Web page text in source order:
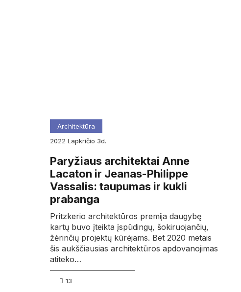
Architektūra
2022
lapkričio 3d.
Paryžiaus architektai Anne
Lacaton ir Jeanas-Philippe
Vassalis: taupumas ir kukli
prabanga
Pritzkerio architektūros premija daugybę
kartų buvo įteikta įspūdingų, šokiruojančių,
žėrinčių projektų kūrėjams. Bet 2020 metais
šis aukščiausias architektūros apdovanojimas
atiteko…
13